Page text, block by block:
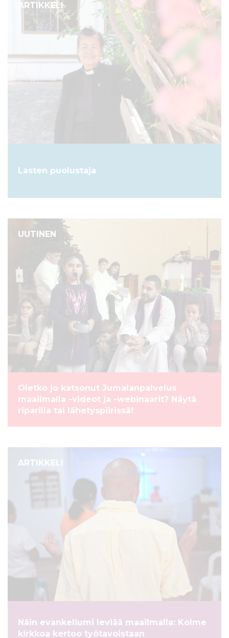
ARTIKKELI
Lasten puolustaja
UUTINEN
Oletko jo katsonut Jumalanpalvelus
maailmalla -videot ja -webinaarit? Näytä
riparilla tai lähetyspiirissä!
ARTIKKELI
Näin evankeliumi leviää maailmalla: Kolme
kirkkoa kertoo työtavoistaan